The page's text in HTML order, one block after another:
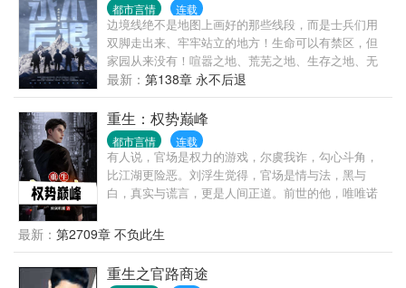
都市言情 连载
边境线绝不是地图上画好的那些线段，而是士兵们用
双脚走出来、牢牢站立的地方！生命可以有禁区，但
家园从来没有！喧嚣之地、荒芜之地、生存之地、无
人之地，界线之内，皆为家园！边防军人，就是扎在
边疆、守护家园的篱笆，界线在哪儿，它就钉在哪
儿，用身躯阻隔危险、避免侵犯。篱笆的宿命只有两
种，要么站着生，要么站着死，因为它的脚下是界
线，身后是家园。当弱鸡大学生冲冠一怒为红颜，誓
要王者归来、抱得美人归时，却被扔到了条件最艰苦
的边防连，成为了中印边境上最普通的边防一兵。连
长瞧不上，老兵看不惯，在夹缝中，他积蓄力量、孤
个“生命禁区”，这里从此再无“禁区”，他也赢得了属于
最新： 第138章 永不后退
重生：权势巅峰
都市言情 连载
有人说，官场是权力的游戏，尔虞我诈，勾心斗角，
比江湖更险恶。刘浮生觉得，官场是情与法，黑与
白，真实与谎言，更是人间正道。前世的他，唯唯诺
他早已洞悉官场，青云之路尽在眼中，挡我者，必将
万劫不复！
最新： 第2709章 不负此生
重生之官路商途